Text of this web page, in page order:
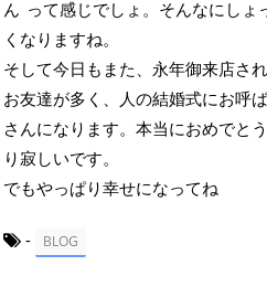
ん って感じでしょ。そんなにし
くなりますね。
そして今日もまた、永年御来店さ
お友達が多く、人の結婚式にお呼
さんになります。本当におめでと
り寂しいです。
でもやっぱり幸せになってね
- BLOG